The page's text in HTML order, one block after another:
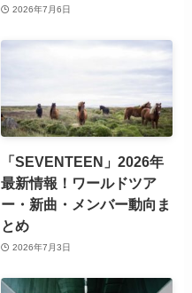
2026年7月6日
「SEVENTEEN」2026年
最新情報！ワールドツア
ー・新曲・メンバー動向ま
とめ
2026年7月3日